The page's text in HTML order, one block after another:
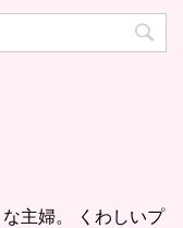
主婦。 くわしいプ